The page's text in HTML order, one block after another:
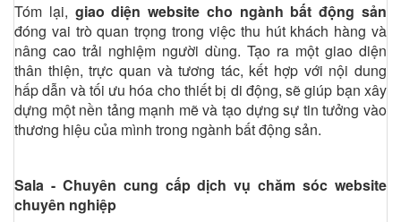
Tóm lại, giao diện website cho ngành bất động sản
đóng vai trò quan trọng trong việc thu hút khách hàng và
nâng cao trải nghiệm người dùng. Tạo ra một giao diện
thân thiện, trực quan và tương tác, kết hợp với nội dung
hấp dẫn và tối ưu hóa cho thiết bị di động, sẽ giúp bạn xây
dựng một nền tảng mạnh mẽ và tạo dựng sự tin tưởng vào
thương hiệu của mình trong ngành bất động sản.
Sala - Chuyên cung cấp dịch vụ chăm sóc website
chuyên nghiệp